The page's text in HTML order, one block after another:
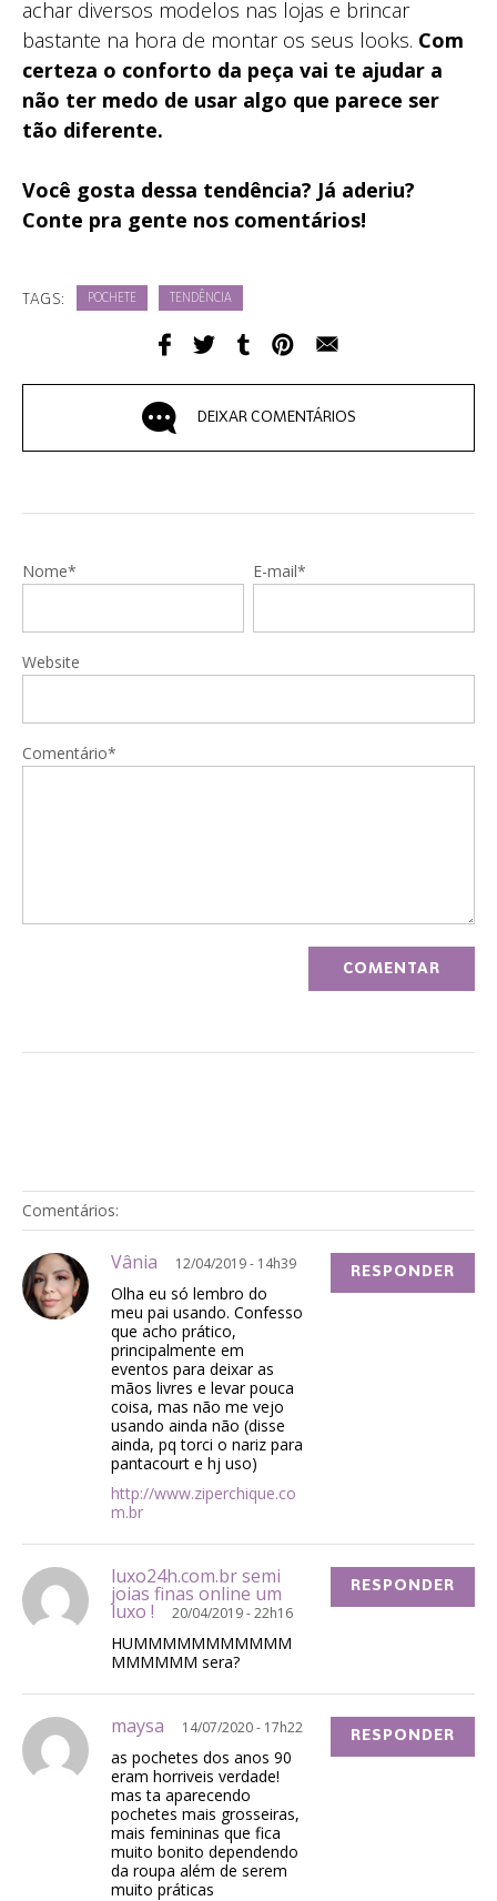
achar diversos modelos nas lojas e brincar
bastante na hora de montar os seus looks. Com
certeza o conforto da peça vai te ajudar a
não ter medo de usar algo que parece ser
tão diferente.
Você gosta dessa tendência? Já aderiu?
Conte pra gente nos comentários!
TAGS: POCHETE TENDÊNCIA
DEIXAR COMENTÁRIOS
Nome* E-mail*
Website
Comentário*
Comentários:
Vânia 12/04/2019 - 14h39
Olha eu só lembro do
meu pai usando. Confesso
que acho prático,
principalmente em
eventos para deixar as
mãos livres e levar pouca
coisa, mas não me vejo
usando ainda não (disse
ainda, pq torci o nariz para
pantacourt e hj uso)
http://www.ziperchique.co
m.br
RESPONDER
luxo24h.com.br semi
joias finas online um
luxo ! 20/04/2019 - 22h16
HUMMMMMMMMMMM
MMMMMM sera?
RESPONDER
maysa 14/07/2020 - 17h22
as pochetes dos anos 90
eram horriveis verdade!
mas ta aparecendo
pochetes mais grosseiras,
mais femininas que fica
muito bonito dependendo
da roupa além de serem
muito práticas
RESPONDER